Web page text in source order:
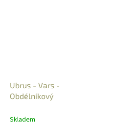
pokoje.
Ubrus - Vars -
Obdélníkový
Skladem